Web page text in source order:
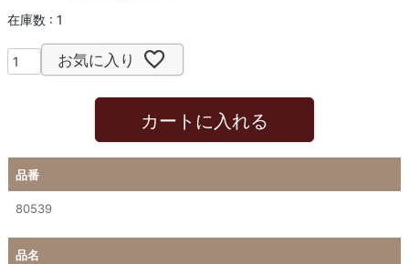
在庫数 1
お気に入り
カートに入れる
品番
80539
品名